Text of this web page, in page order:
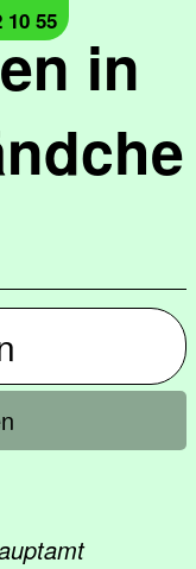
in
55